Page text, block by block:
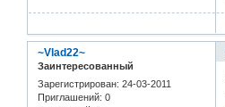
~Vlad22~
Заинтересованный
Зарегистрирован: 24-03-2011
Приглашений: 0